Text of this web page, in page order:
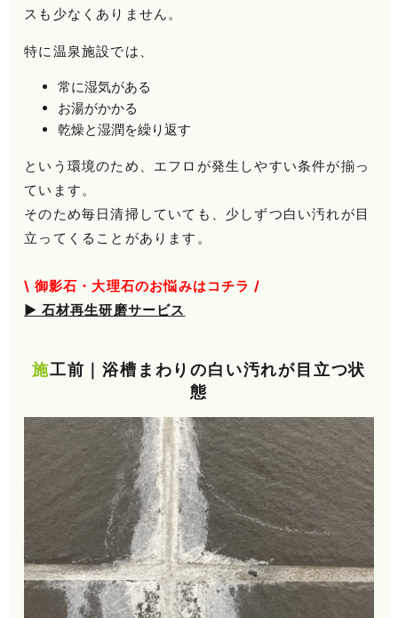
スも少なくありません。
特に温泉施設では、
常に湿気がある
お湯がかかる
乾燥と湿潤を繰り返す
という環境のため、エフロが発生しやすい条件が揃っ
ています。
そのため毎日清掃していても、少しずつ白い汚れが目
立ってくることがあります。
\ 御影石・大理石のお悩みはコチラ /
▶ 石材再生研磨サービス
施工前｜浴槽まわりの白い汚れが目立つ状
態